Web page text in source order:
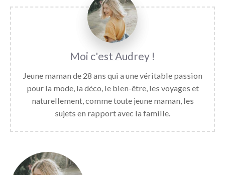
Audrey
Jeune maman de 28 ans qui a une véritable passion
pour la mode, la déco, le bien-être, les voyages et
naturellement, comme toute jeune maman, les
sujets en rapport avec la famille.